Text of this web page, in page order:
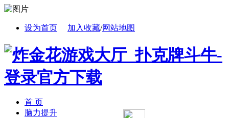
设为首页 加入收藏/网站地图
首 页
脑力提升